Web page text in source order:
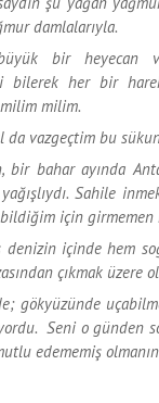
damlalarıyla.
bir heyecan
bilerek her bir
milim.
da vazgeçtim bu
bir bahar ayında
Sahile
için girmemen
denizin içinde hem
çıkmak
gökyüzünde
Seni o günden
edememiş